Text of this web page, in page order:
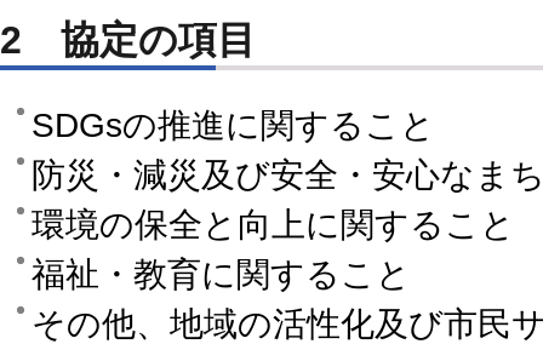
2 協定の項目
SDGsの推進に関すること
防災・減災及び安全・安心なま
環境の保全と向上に関すること
福祉・教育に関すること
その他、地域の活性化及び市民